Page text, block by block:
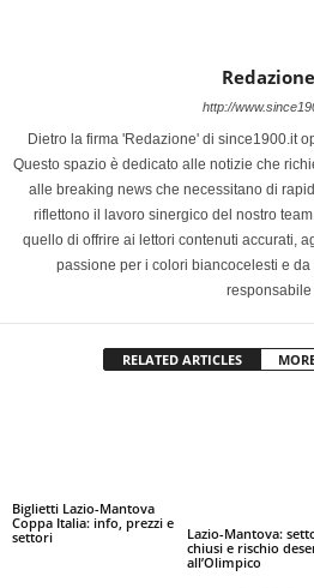
Redazione
http://
Dietro la firma 'Redazione' di since1900.it
Questo spazio è dedicato alle notizie che
alle breaking news che necessitano di
riflettono il lavoro sinergico del nostro
quello di offrire ai lettori contenuti accurati,
passione per i colori biancocelesti e
responsabile
RELATED ARTICLES
Biglietti Lazio-Mantova
Coppa Italia: info, prezzi e
settori
Lazio-Mantova:
chiusi e rischio
all’Olimpico